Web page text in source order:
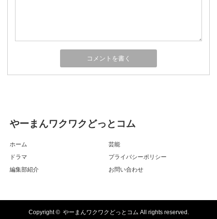
やーまんワクワクどっとコム
ホーム
芸能
ドラマ
プライバシーポリシー
編集部紹介
お問い合わせ
Copyright © やーまんワクワクどっとコム All rights reserved.